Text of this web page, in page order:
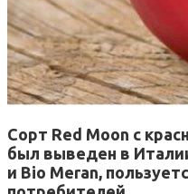
Сорт Red Moon с
был выведен в
и Bio Meran,